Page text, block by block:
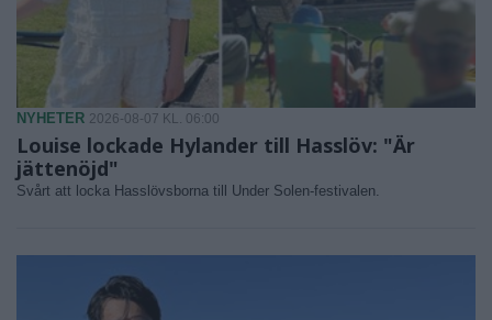
NYHETER 2026-08-07 KL. 06:00
Louise lockade Hylander till Hasslöv: "Är
jättenöjd"
Svårt att locka Hasslövsborna till Under Solen-festivalen.